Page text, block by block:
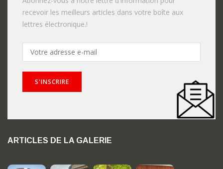
recevoir les meilleurs articles dans votre boîte aux
lettres électronique.!
ARTICLES DE LA GALERIE